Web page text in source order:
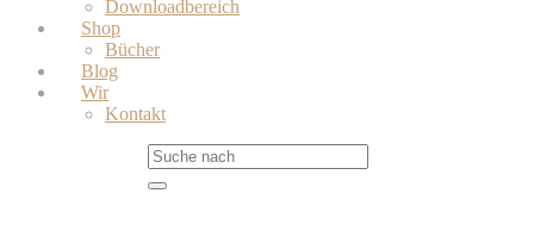
Downloadbereich
Shop
Bücher
Blog
Wir
Kontakt